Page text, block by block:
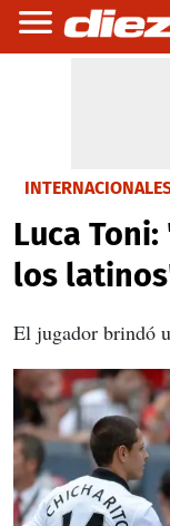
Luca
los
El jugador brindó